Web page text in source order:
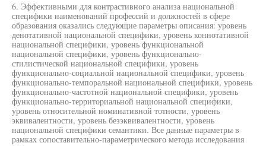
6. Эффективными для контрастивного анализа национальной
специфики наименований профессий и должностей в сфере
образования оказались следующие параметры описания: уровень
денотативной национальной специфики, уровень коннотативной
национальной специфики, уровень функциональной
национальной специфики, уровень функционально-
стилистической национальной специфики, уровень
функционально-социальной национальной специфики, уровень
функционально-темпоральной национальной специфики, уровень
функционально-частотной национальной специфики, уровень
функционально-территориальной национальной специфики,
уровень относительной номинативной тотности, уровень
эквивалентности, уровень безэквивалентности, уровень
национальной специфики семантики. Все данные параметры в
рамках сопоставительно-параметрического метода исследования